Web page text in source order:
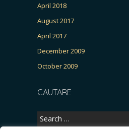
April 2018
August 2017
April 2017
December 2009
October 2009
CAUTARE
Search
for: